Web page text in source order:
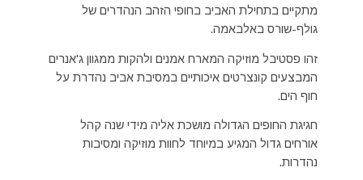
מתקיים בתחילת האביב בחופי הזהב הנהדרים של
גולף-שורס באלבאמה.
זהו פסטיבל מוזיקה המארח אמנים ולהקות ממגוון ג'אנרים
המבצעים קונצרטים איכותיים במסיבת אביב נהדרת על
חוף הים.
חגיגת החופים הגדולה מושכת אליה מידי שנה קהל
אורחים גדול המגיע במיוחד לחוות מוזיקה ומסיבות
נהדרות.